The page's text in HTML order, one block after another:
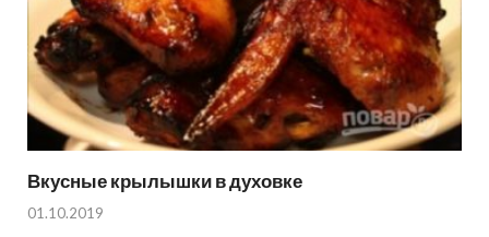
Вкусные крылышки в духовке
01.10.2019